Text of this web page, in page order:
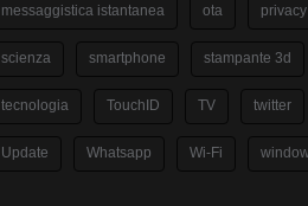
messaggistica istantanea ota privacy
scienza smartphone stampante 3d
tecnologia TouchID TV twitter
Update Whatsapp Wi-Fi